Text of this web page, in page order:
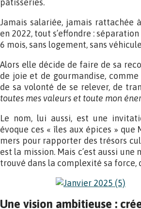
pâtisseries.
Jamais salariée, jamais rattachée
en 2022, tout s’effondre :
6 mois, sans logement, sans
Alors elle décide de faire de sa
de joie et de gourmandise,
de sa volonté de se relever, de
toutes mes valeurs et toute mon
Le nom, lui aussi, est une
évoque ces « îles aux épices »
mers pour rapporter des trésors
est la mission. Mais c’est aussi
trouvé dans la complexité sa force,
Une vision ambitieuse :